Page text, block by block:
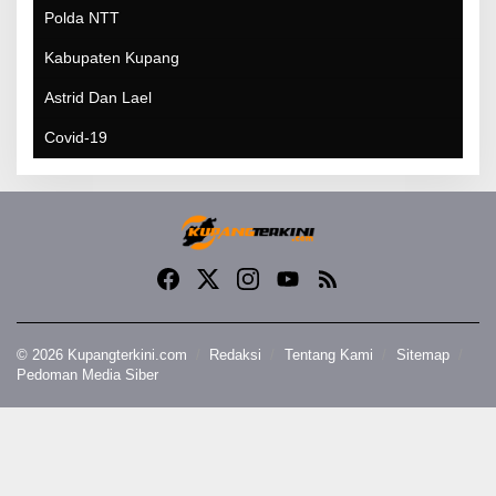
Polda NTT
Kabupaten Kupang
Astrid Dan Lael
Covid-19
© 2026 Kupangterkini.com Redaksi Tentang Kami
Sitemap
Pedoman Media Siber